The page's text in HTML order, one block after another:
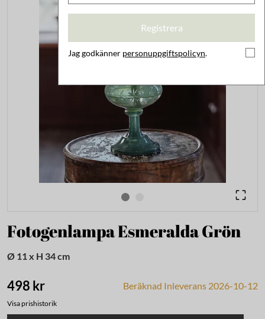
Fotogenlampa Esmeralda Grön
Ø 11 x H 34 cm
498 kr Beräknad Inleverans 2026-10-12
Visa prishistorik
Registrera
Jag godkänner personuppgiftspolicyn.